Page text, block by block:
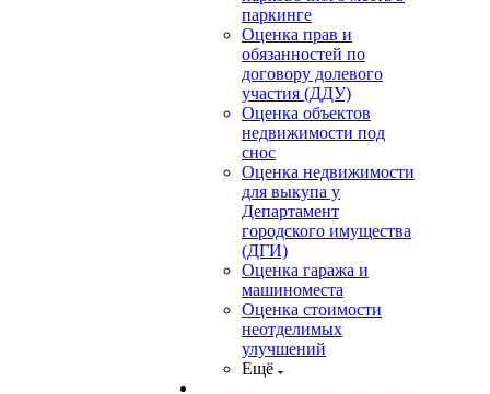
паркинге
Оценка прав и
обязанностей по
договору долевого
участия (ДДУ)
Оценка объектов
недвижимости под
снос
Оценка недвижимости
для выкупа у
Департамент
городского имущества
(ДГИ)
Оценка гаража и
машиноместа
Оценка стоимости
неотделимых
улучшений
Ещё